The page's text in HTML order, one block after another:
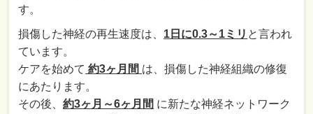
す。
損傷した神経の再生速度は、 1日に0.3～1ミリ と言われ
ています。
ケアを始めて 約3ヶ月間 は、損傷した神経組織の修復
にあたります。
その後、約3ヶ月～6ヶ月間 に新たな神経ネットワーク